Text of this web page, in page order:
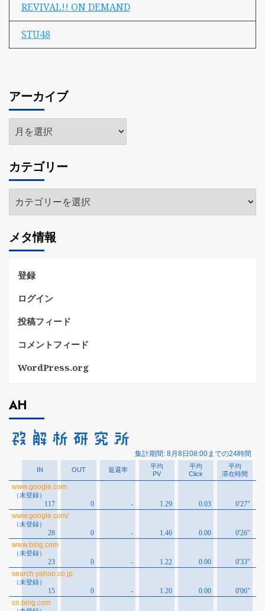
REVIVAL!! ON DEMAND
STU48
アーカイブ
ア
ー
イ
ブ
カテゴリー
テ
リ
ー
メタ情報
登録
ログイン
投稿フィード
コメントフィード
WordPress.org
AH